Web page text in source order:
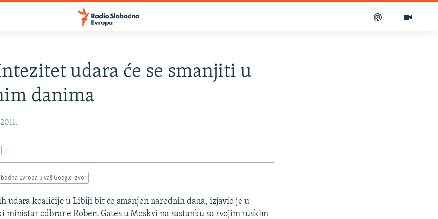
udara će se smanjiti u
danima
Evropa u vaš Google izvor
udara koalicije u Libiji bit će smanjen narednih dana, izjavio je u
ministar odbrane Robert Gates u Moskvi na sastanku sa svojim ruskim